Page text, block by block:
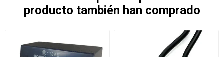
producto también han comprado